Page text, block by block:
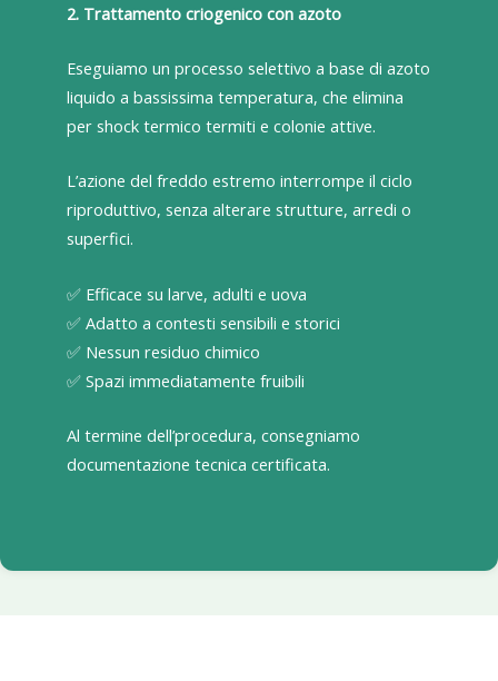
2. Trattamento criogenico con azoto
Eseguiamo un processo selettivo a base di azoto
liquido a bassissima temperatura, che elimina
per shock termico termiti e colonie attive.
L’azione del freddo estremo interrompe il ciclo
riproduttivo, senza alterare strutture, arredi o
superfici.
✅ Efficace su larve, adulti e uova
✅ Adatto a contesti sensibili e storici
✅ Nessun residuo chimico
✅ Spazi immediatamente fruibili
Al termine dell’procedura, consegniamo
documentazione tecnica certificata.